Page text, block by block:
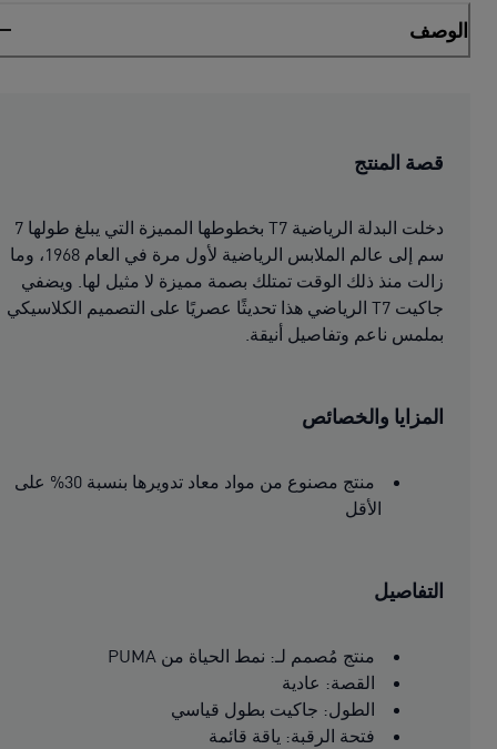
الوصف
قصة المنتج
دخلت البدلة الرياضية T7 بخطوطها المميزة التي يبلغ طولها 7
سم إلى عالم الملابس الرياضية لأول مرة في العام 1968، وما
زالت منذ ذلك الوقت تمتلك بصمة مميزة لا مثيل لها. ويضفي
جاكيت T7 الرياضي هذا تحديثًا عصريًا على التصميم الكلاسيكي
بملمس ناعم وتفاصيل أنيقة.
المزايا والخصائص
منتج مصنوع من مواد معاد تدويرها بنسبة 30% على
الأقل
التفاصيل
منتج مُصمم لـ: نمط الحياة من PUMA
القصة: عادية
الطول: جاكيت بطول قياسي
فتحة الرقبة: ياقة قائمة